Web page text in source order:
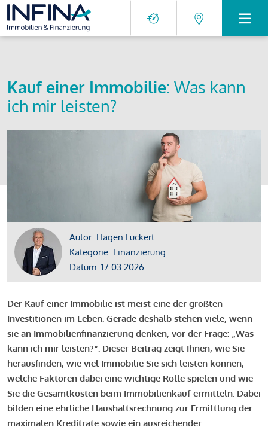
Kauf einer Immobilie: Was kann
ich mir leisten?
Autor: Hagen Luckert
Kategorie: Finanzierung
Datum: 17.03.2026
Der Kauf einer Immobilie ist meist eine der größten
Investitionen im Leben. Gerade deshalb stehen viele, wenn
sie an Immobilienfinanzierung denken, vor der Frage: „Was
kann ich mir leisten?“. Dieser Beitrag zeigt Ihnen, wie Sie
herausfinden, wie viel Immobilie Sie sich leisten können,
welche Faktoren dabei eine wichtige Rolle spielen und wie
Sie die Gesamtkosten beim Immobilienkauf ermitteln. Dabei
bilden eine ehrliche Haushaltsrechnung zur Ermittlung der
maximalen Kreditrate sowie ein ausreichender